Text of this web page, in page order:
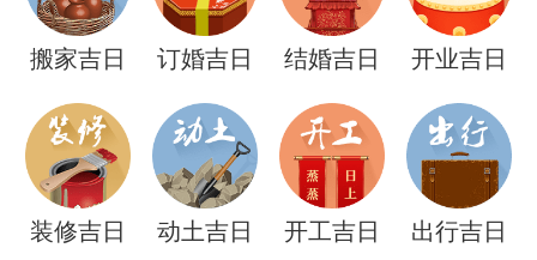
搬家吉日 订婚吉日 结婚吉日 开业吉日
装修吉日 动土吉日 开工吉日 出行吉日